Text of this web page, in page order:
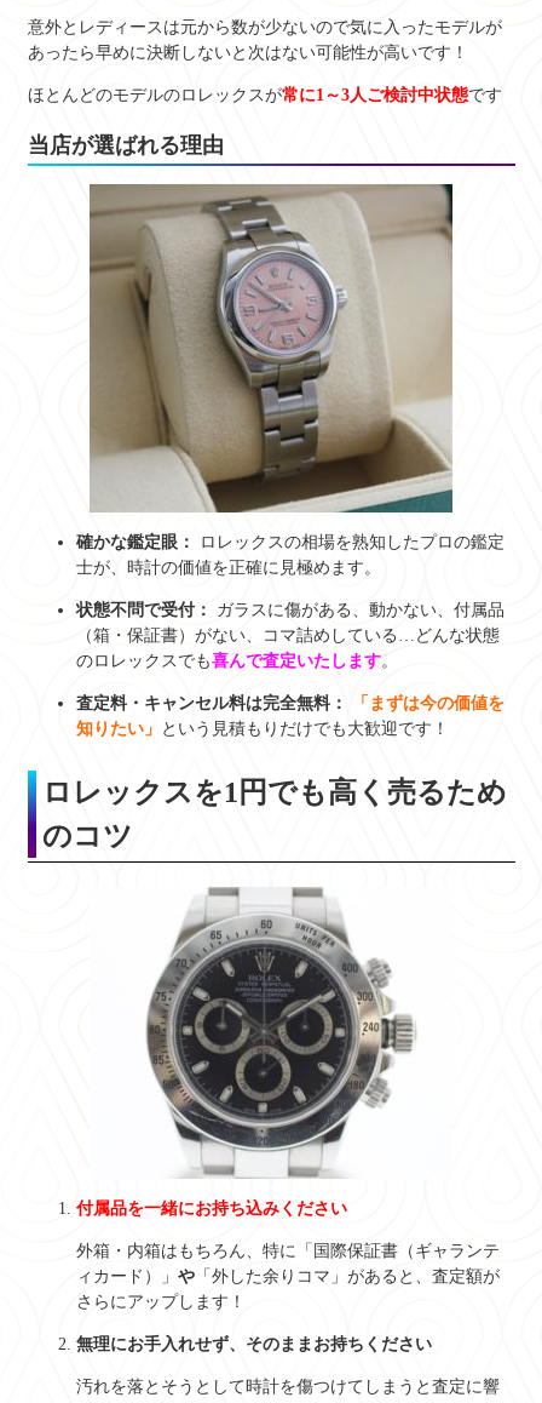
意外とレディースは元から数が少ないので気に入ったモデルが
あったら早めに決断しないと次はない可能性が高いです！
ほとんどのモデルのロレックスが常に1～3人ご検討中状態です
当店が選ばれる理由
確かな鑑定眼：
ロレックスの相場を熟知したプロの鑑定
士が、時計の価値を正確に見極めます。
状態不問で受付：
ガラスに傷がある、動かない、付属品
（箱・保証書）がない、コマ詰めしている…どんな状態
のロレックスでも喜んで査定いたします。
査定料・キャンセル料は完全無料：
「まずは今の価値を
知りたい」 という見積もりだけでも大歓迎です！
ロレックスを1円でも高く売るため
のコツ
付属品を一緒にお持ち込みください
外箱・内箱はもちろん、特に「国際保証書（ギャランテ
ィカード）」 や「外した余りコマ」があると、査定額が
さらにアップします！
無理にお手入れせず、そのままお持ちください
汚れを落とそうとして時計を傷つけてしまうと査定に響